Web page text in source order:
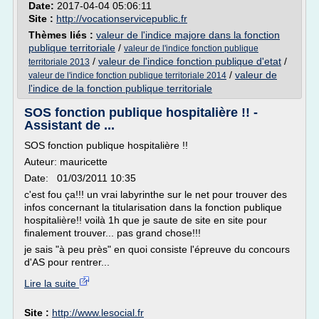
Date: 2017-04-04 05:06:11
Site : http://vocationservicepublic.fr
Thèmes liés : valeur de l'indice majore dans la fonction
publique territoriale / valeur de l'indice fonction publique
territoriale 2013 / valeur de l'indice fonction publique d'etat /
valeur de l'indice fonction publique territoriale 2014 / valeur de
l'indice de la fonction publique territoriale
SOS fonction publique hospitalière !! -
Assistant de ...
SOS fonction publique hospitalière !!
Auteur: mauricette
Date: 01/03/2011 10:35
c'est fou ça!!! un vrai labyrinthe sur le net pour trouver des
infos concernant la titularisation dans la fonction publique
hospitalière!! voilà 1h que je saute de site en site pour
finalement trouver... pas grand chose!!!
je sais "à peu près" en quoi consiste l'épreuve du concours
d'AS pour rentrer...
Lire la suite
Site : http://www.lesocial.fr